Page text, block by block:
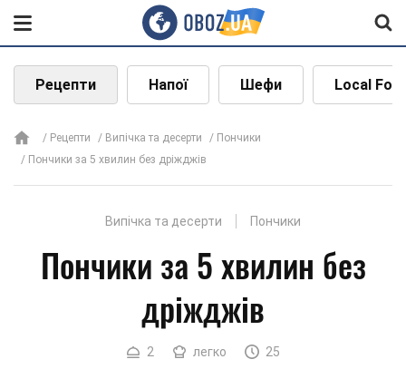
Рецепти Напої Шефи Local
Рецепти Випічка та десерти
Пончики
Пончики за 5 хвилин без дріжджів
Випічка та десерти Пончики
Пончики за 5 хвилин без
дріжджів
2 легко
25